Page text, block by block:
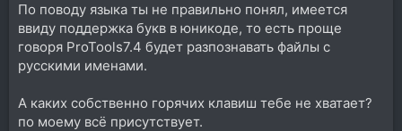
По поводу языка ты не правильно понял, имеется
ввиду поддержка букв в юникоде, то есть проще
говоря ProTools7.4 будет разпознавать файлы с
русскими именами.
А каких собственно горячих клавиш тебе не хватает?
по моему всё присутствует.